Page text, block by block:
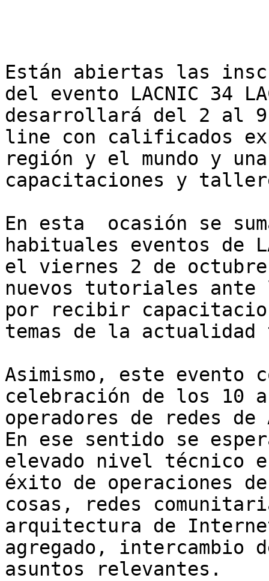
Están abiertas las
del evento LACNIC 34
desarrollará del 2 al 9
line con calificados
región y el mundo y
capacitaciones y
En esta  ocasión se
habituales eventos de
el viernes 2 de
nuevos tutoriales ante
por recibir
temas de la
Asimismo, este evento
celebración de los 10
operadores de redes
En ese sentido se
elevado nivel técnico
éxito de operaciones
cosas, redes
arquitectura de
agregado,
asuntos relevantes.